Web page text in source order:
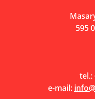
595
tel.:
e-mail: